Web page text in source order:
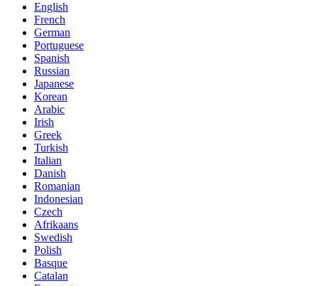
English
French
German
Portuguese
Spanish
Russian
Japanese
Korean
Arabic
Irish
Greek
Turkish
Italian
Danish
Romanian
Indonesian
Czech
Afrikaans
Swedish
Polish
Basque
Catalan